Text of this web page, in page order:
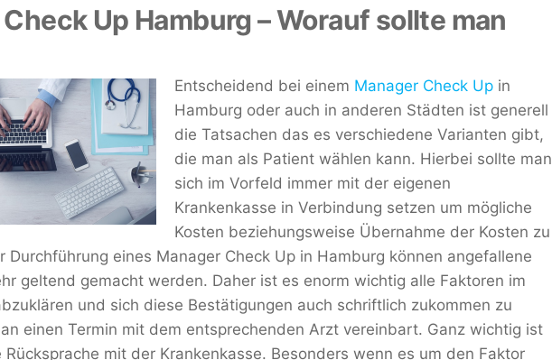
Up Hamburg – Worauf sollte man
Entscheidend bei einem Manager Check Up in
Hamburg oder auch in anderen Städten ist generell
die Tatsachen das es verschiedene Varianten gibt,
die man als Patient wählen kann. Hierbei sollte man
sich im Vorfeld immer mit der eigenen
Krankenkasse in Verbindung setzen um mögliche
Kosten beziehungsweise Übernahme der Kosten zu
Durchführung eines Manager Check Up in Hamburg können angefallene
geltend gemacht werden. Daher ist es enorm wichtig alle Faktoren im
und sich diese Bestätigungen auch schriftlich zukommen zu
einen Termin mit dem entsprechenden Arzt vereinbart. Ganz wichtig ist
Rücksprache mit der Krankenkasse. Besonders wenn es um den Faktor